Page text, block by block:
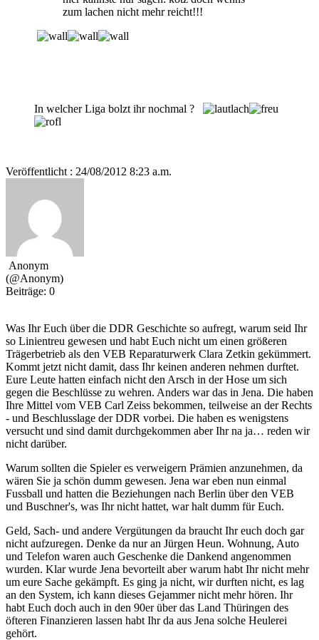
zum lachen nicht mehr reicht!!!
In welcher Liga bolzt ihr nochmal ?
Veröffentlicht : 24/08/2012 8:23 a.m.
Anonym
(@Anonym)
Beiträge: 0
Was Ihr Euch über die DDR Geschichte so aufregt, warum seid Ihr
so Linientreu gewesen und habt Euch nicht um einen größeren
Trägerbetrieb als den VEB Reparaturwerk Clara Zetkin gekümmert.
Kommt jetzt nicht damit, dass Ihr keinen anderen nehmen durftet.
Eure Leute hatten einfach nicht den Arsch in der Hose um sich
gegen die Beschlüsse zu wehren. Anders war das in Jena. Die haben
Ihre Mittel vom VEB Carl Zeiss bekommen, teilweise an der Rechts
- und Beschlusslage der DDR vorbei. Die haben es wenigstens
versucht und sind damit durchgekommen aber Ihr na ja… reden wir
nicht darüber.
Warum sollten die Spieler es verweigern Prämien anzunehmen, da
wären Sie ja schön dumm gewesen. Jena war eben nun einmal
Fussball und hatten die Beziehungen nach Berlin über den VEB
und Buschner's, was Ihr nicht hattet, war halt dumm für Euch.
Geld, Sach- und andere Vergütungen da braucht Ihr euch doch gar
nicht aufzuregen. Denke da nur an Jürgen Heun. Wohnung, Auto
und Telefon waren auch Geschenke die Dankend angenommen
wurden. Klar wurde Jena bevorteilt aber warum habt Ihr nicht mehr
um eure Sache gekämpft. Es ging ja nicht, wir durften nicht, es lag
an den System, ich kann dieses Gejammer nicht mehr hören. Ihr
habt Euch doch auch in den 90er über das Land Thüringen des
öfteren Finanzieren lassen habt Ihr da aus Jena solche Heulerei
gehört.